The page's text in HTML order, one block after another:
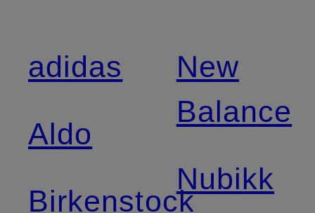
adidas
Aldo
Birkenstock
New
Balance
Nubikk